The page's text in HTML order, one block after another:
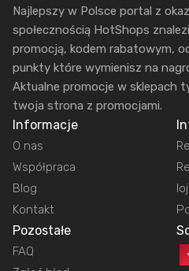
Najlepszy w Polsce portal z
społecznością HotShops
promocją, kodem rabatowym,
punkty które wymienisz na
Aktualne promocje w sklepach
twoja strona z promocjami.
Informacje
O nas
Współpraca
Blog
Kontakt
Pozostałe
FAQ